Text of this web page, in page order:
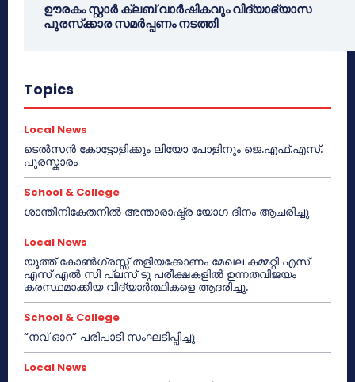
ഊരകം സ്റ്റാർ ക്ലബ് വാർഷികവും വിദ്യാഭ്യാസ
പുരസ്‌ക്കാര സമർപ്പണം നടത്തി
Topics
Local News
ടെൽസൻ കോട്ടോളിക്കും ലിയോ പോളിനും ജെ.എഫ്.എസ്.
പുരസ്കാരം
School & College
ശാന്തിനികേതനിൽ അന്താരാഷ്ട്ര യോഗ ദിനം ആചരിച്ചു
Local News
യൂത്ത് കോൺഗ്രസ്സ് തളിയക്കോണം മേഖല കമ്മറ്റി എസ്
എസ് എൽ സി പ്ലസ് ടു പരീക്ഷകളിൽ ഉന്നതവിജയം
കരസ്ഥമാക്കിയ വിദ്യാർത്ഥികളെ ആദരിച്ചു.
School & College
“നവ് ഓറ” പരിപാടി സംഘടിപ്പിച്ചു
Local News